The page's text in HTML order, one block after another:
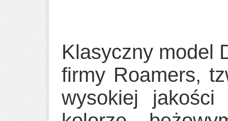
Klasyczny model
firmy Roamers,
wysokiej